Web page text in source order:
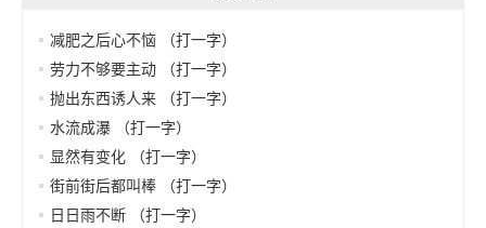
减肥之后心不恼 （打一字）
劳力不够要主动 （打一字）
抛出东西诱人来 （打一字）
水流成瀑 （打一字）
显然有变化 （打一字）
街前街后都叫棒 （打一字）
日日雨不断 （打一字）